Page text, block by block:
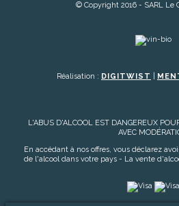
© Copyright 2016 - SARL Le
Réalisation : DIGITWIST
L'ABUS D'ALCOOL EST DANGEREUX
AVEC
En accédant à nos offres, vous déclarez
de l'alcool dans votre pays - La vente